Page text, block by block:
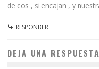
de dos , si encajan , y
RESPONDER
DEJA UNA RESPUESTA